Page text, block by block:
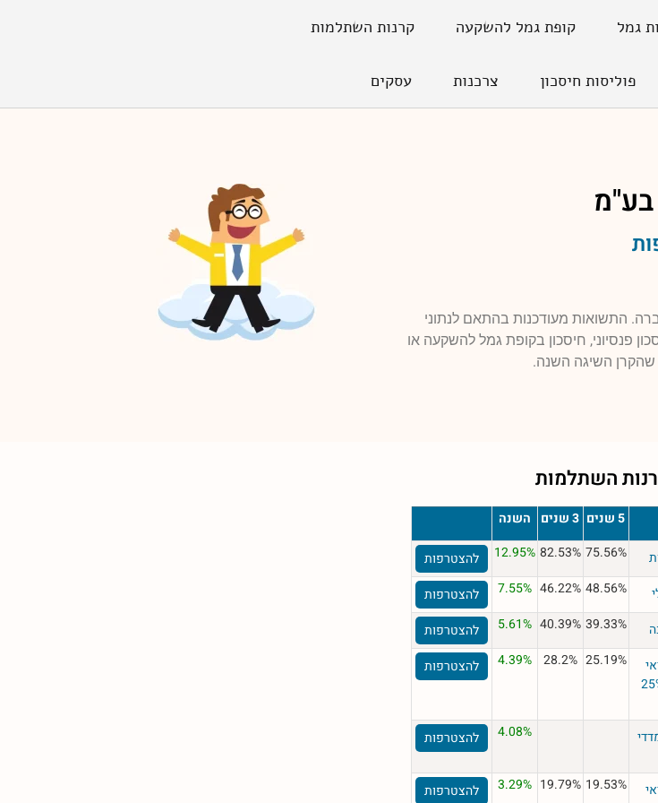
גמל קופת גמל להשקעה קרנות השתלמות
פוליסות חיסכון צרכנות עסקים
בע"מ
התשואות מעודכנות בהתאם לנתוני
פנסיוני, חיסכון בקופת גמל להשקעה או
שהקרן השיגה השנה.
השתלמות
5 שנים 3 שנים השנה
75.56%
82.53%
12.95%
להצטרפות
48.56%
46.22%
7.55%
להצטרפות
39.33%
40.39%
5.61%
להצטרפות
25%
25.19%
28.2%
4.39% להצטרפות
4.08% להצטרפות
19.53%
19.79%
3.29% להצטרפות